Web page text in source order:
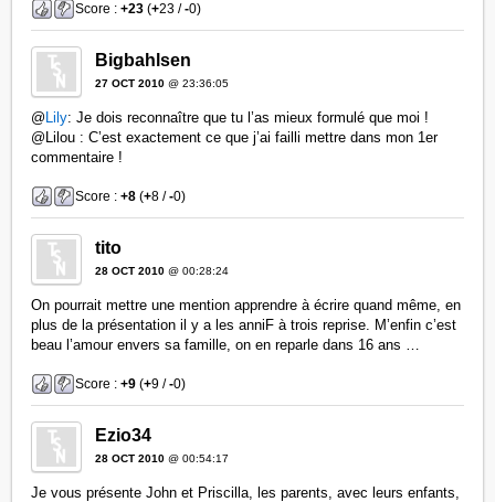
Score :+23 (+23 /-0)
Bigbahlsen
27 OCT 2010 @ 23:36:05
@ Lily: Je dois reconnaître que tu l’as mieux formulé que moi !
@Lilou : C’est exactement ce que j’ai failli mettre dans mon 1er
commentaire !
Score :+8 (+8 /-0)
tito
28 OCT 2010 @ 00:28:24
On pourrait mettre une mention apprendre à écrire quand même, en
plus de la présentation il y a les anniF à trois reprise. M’enfin c’est
beau l’amour envers sa famille, on en reparle dans 16 ans …
Score :+9 (+9 /-0)
Ezio34
28 OCT 2010 @ 00:54:17
Je vous présente John et Priscilla, les parents, avec leurs enfants,